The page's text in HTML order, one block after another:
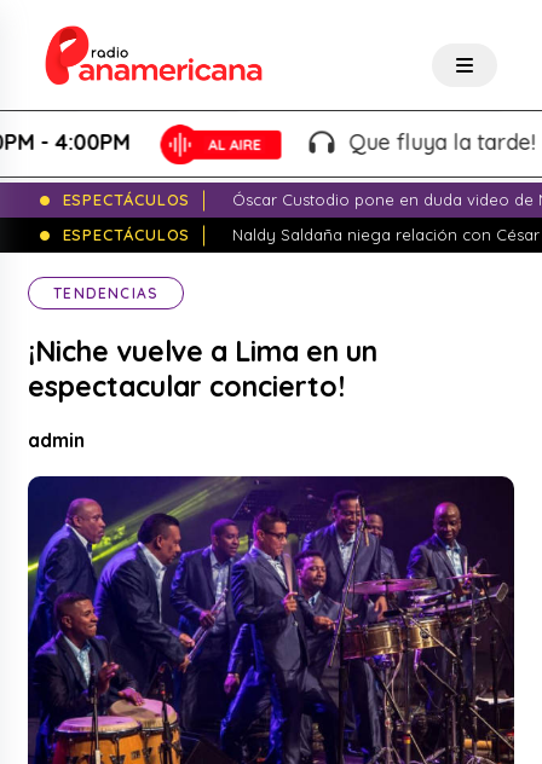
Que fluya la tarde! -
ESPECTÁCULOS
Óscar Custodio pone en duda video de
ESPECTÁCULOS
Naldy Saldaña niega relación con
TENDENCIAS
¡Niche vuelve a Lima en un
espectacular concierto!
admin